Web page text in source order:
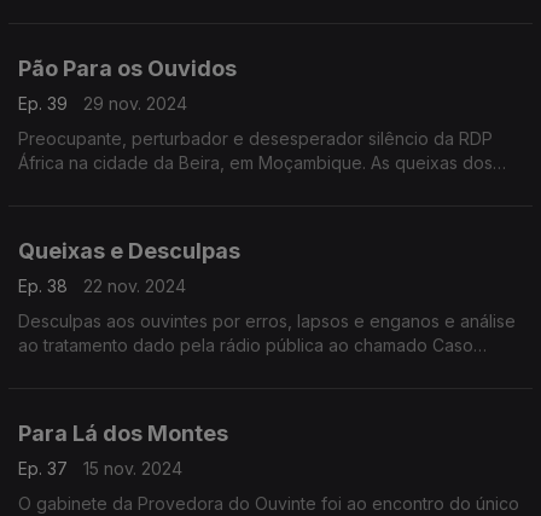
Pão Para os Ouvidos
Ep. 39
29 nov. 2024
Preocupante, perturbador e desesperador silêncio da RDP
África na cidade da Beira, em Moçambique. As queixas dos
Queixas e Desculpas
Ep. 38
22 nov. 2024
Desculpas aos ouvintes por erros, lapsos e enganos e análise
ao tratamento dado pela rádio pública ao chamado Caso
Para Lá dos Montes
Ep. 37
15 nov. 2024
O gabinete da Provedora do Ouvinte foi ao encontro do único